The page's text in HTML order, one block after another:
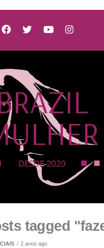
tagged
2 anos ago